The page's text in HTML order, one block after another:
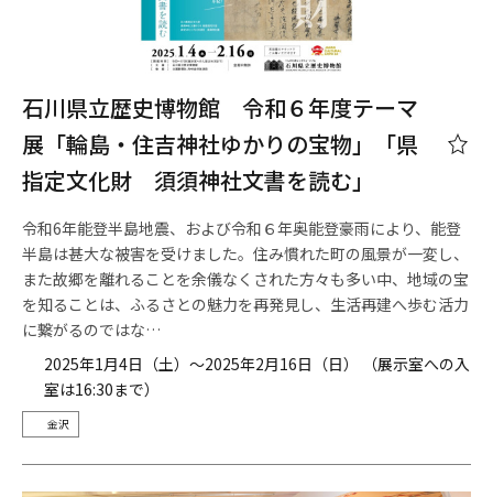
石川県立歴史博物館 令和６年度テーマ
展「輪島・住吉神社ゆかりの宝物」「県
指定文化財 須須神社文書を読む」
令和6年能登半島地震、および令和６年奥能登豪雨により、能登
半島は甚大な被害を受けました。住み慣れた町の風景が一変し、
また故郷を離れることを余儀なくされた方々も多い中、地域の宝
を知ることは、ふるさとの魅力を再発見し、生活再建へ歩む活力
に繋がるのではな…
2025年1月4日（土）～2025年2月16日（日） （展示室への入
室は16:30まで）
金沢